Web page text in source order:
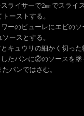
ライサーで2㎜でスライ
ーストする。
ーのピューレにエビの
ースとする。
キュウリの細かく切った
したパンに②のソースを
パンではさむ。